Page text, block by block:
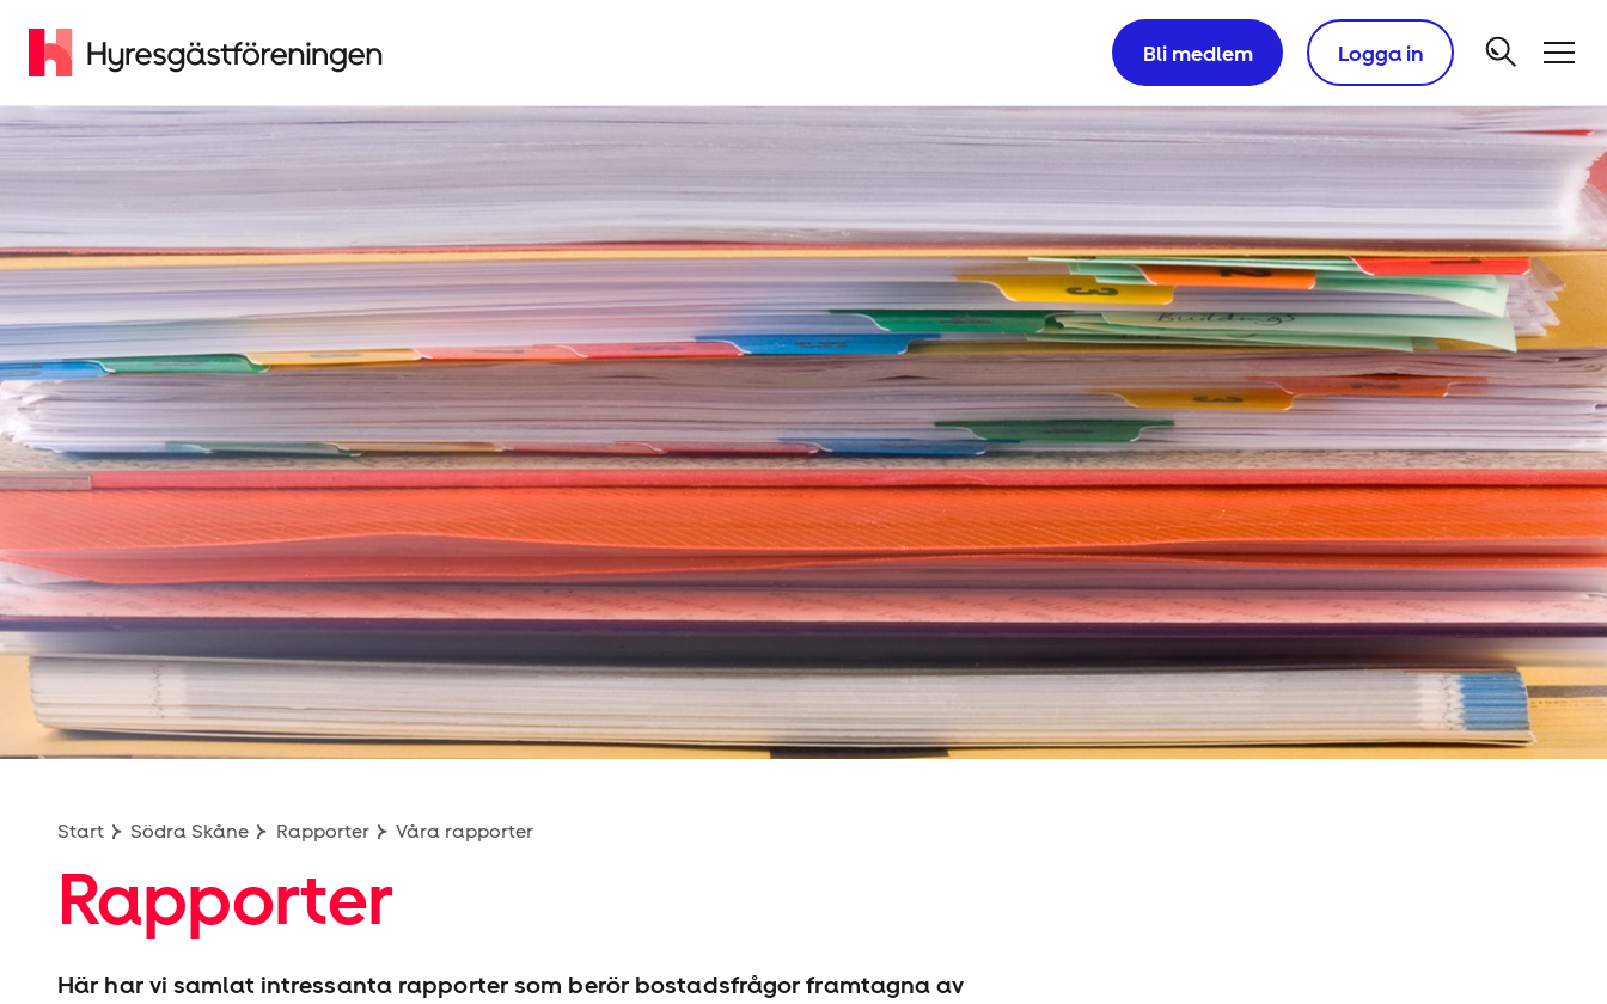
Bli medlem Logga in
Start Södra Skåne Rapporter Våra rapporter
Rapporter
Här har vi samlat intressanta rapporter som berör bostadsfrågor framtagna av